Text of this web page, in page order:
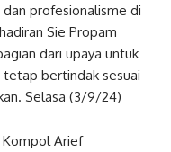
profesionalisme di
Sie Propam
dari upaya untuk
bertindak sesuai
Selasa (3/9/24)
Kompol Arief